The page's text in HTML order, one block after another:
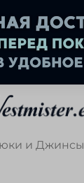
и Джинсы